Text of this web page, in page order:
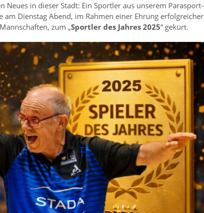
Neues in dieser Stadt: Ein Sportler aus unserem Parasport-
am Dienstag Abend, im Rahmen einer Ehrung erfolgreicher
zum „Sportler des Jahres 2025“ gekürt.